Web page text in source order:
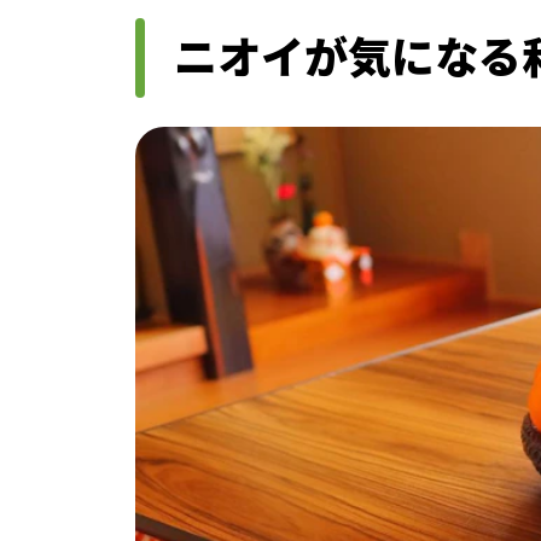
ニオイが気になる